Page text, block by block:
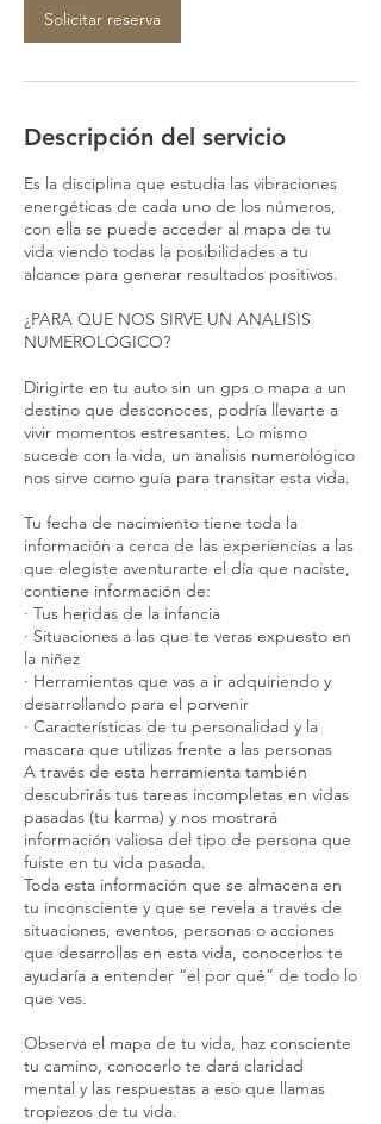
Solicitar reserva
Descripción del servicio
Es la disciplina que estudia las vibraciones
energéticas de cada uno de los números,
con ella se puede acceder al mapa de tu
vida viendo todas la posibilidades a tu
alcance para generar resultados positivos.
¿PARA QUE NOS SIRVE UN ANALISIS
NUMEROLOGICO?
Dirigirte en tu auto sin un gps o mapa a un
destino que desconoces, podría llevarte a
vivir momentos estresantes. Lo mismo
sucede con la vida, un analisis numerológico
nos sirve como guía para transitar esta vida.
Tu fecha de nacimiento tiene toda la
información a cerca de las experiencias a las
que elegiste aventurarte el día que naciste,
contiene información de:
· Tus heridas de la infancia
· Situaciones a las que te veras expuesto en
la niñez
· Herramientas que vas a ir adquiriendo y
desarrollando para el porvenir
· Características de tu personalidad y la
mascara que utilizas frente a las personas
A través de esta herramienta también
descubrirás tus tareas incompletas en vidas
pasadas (tu karma) y nos mostrará
información valiosa del tipo de persona que
fuiste en tu vida pasada.
Toda esta información que se almacena en
tu inconsciente y que se revela a través de
situaciones, eventos, personas o acciones
que desarrollas en esta vida, conocerlos te
ayudaría a entender “el por qué” de todo lo
que ves.
Observa el mapa de tu vida, haz consciente
tu camino, conocerlo te dará claridad
mental y las respuestas a eso que llamas
tropiezos de tu vida.